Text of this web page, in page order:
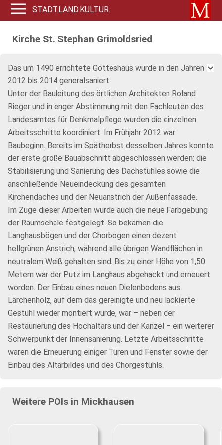
STADT.LAND.KULTUR.
Kirche St. Stephan Grimoldsried
Das um 1490 errichtete Gotteshaus wurde in den Jahren
2012 bis 2014 generalsaniert.
Unter der Bauleitung des örtlichen Architekten Roland
Rieger und in enger Abstimmung mit den Fachleuten des
Landesamtes für Denkmalpflege wurden die einzelnen
Arbeitsschritte koordiniert. Im Frühjahr 2012 war
Baubeginn. Bereits im Spätherbst desselben Jahres konnte
der erste große Bauabschnitt abgeschlossen werden: die
Stabilisierung und Sanierung des Dachstuhles sowie die
anschließende Neueindeckung des gesamten
Kirchendaches und der Neuanstrich der Außenfassade.
Im Zuge dieser Arbeiten wurde auch die neue Farbgebung
der Raumschale festgelegt. So bekamen die
Langhausbögen und der Chorbogen einen dezent
hellgrünen Anstrich, während alle übrigen Wandflächen in
neutralem Weiß gehalten sind. Bis zu einer Höhe von 1,50
Metern war der Putz im Langhaus abgehackt und erneuert
worden. Der Einbau eines neuen Dielenbodens aus
Lärchenholz, auf dem das gereinigte und neu lackierte
Gestühl wieder montiert wurde, war – neben der
Restaurierung des Hochaltars und der Kanzel – ein weiterer
Schwerpunkt der Innensanierung. Letzte Arbeitsschritte
waren die Erneuerung einiger Türen und Fenster sowie der
Einbau des Altarbildes und des Chorgestühls.
Weitere POIs in Mickhausen